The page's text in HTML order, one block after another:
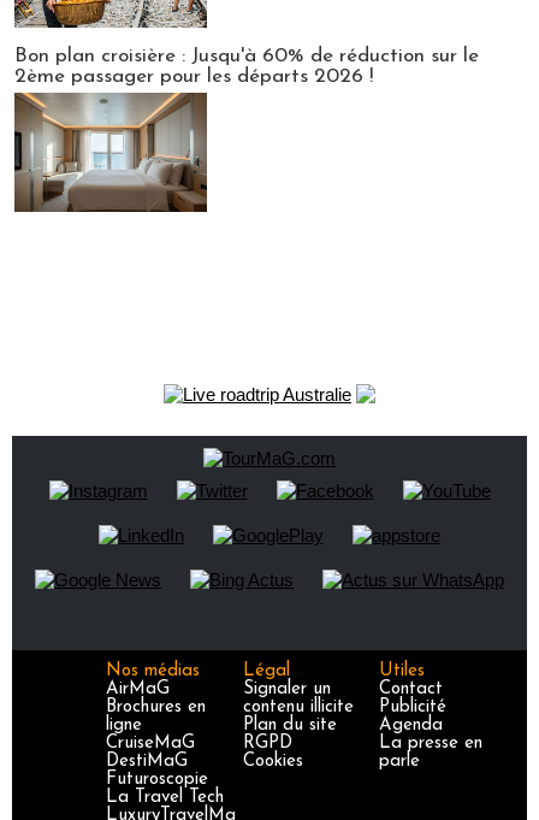
Bon plan croisière : Jusqu'à 60% de réduction sur le
2ème passager pour les départs 2026 !
Nos médias
AirMaG
Brochures en
ligne
CruiseMaG
DestiMaG
Futuroscopie
La Travel Tech
LuxuryTravelMa
Légal
Signaler un
contenu illicite
Plan du site
RGPD
Cookies
Utiles
Contact
Publicité
Agenda
La presse en
parle